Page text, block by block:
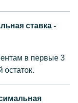
ставка -
в первые 3